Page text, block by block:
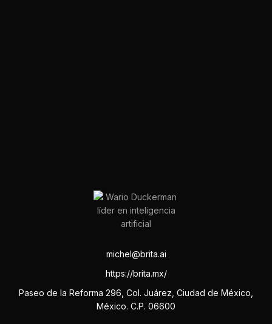
michel@brita.ai
https://brita.mx/
Paseo de la Reforma 296, Col. Juárez, Ciudad de México,
México. C.P. 06600